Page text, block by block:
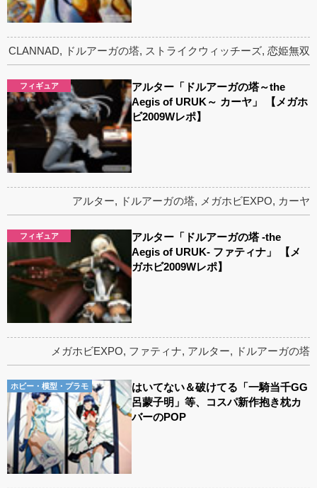
CLANNAD, ドルアーガの塔, ストライクウィッチーズ, 恋姫無双
フィギュア
アルター「ドルアーガの塔～the
Aegis of URUK～ カーヤ」 【メガホ
ビ2009Wレポ】
アルター, ドルアーガの塔, メガホビEXPO, カーヤ
フィギュア
アルター「ドルアーガの塔 -the
Aegis of URUK- ファティナ」 【メ
ガホビ2009Wレポ】
メガホビEXPO, ファティナ, アルター, ドルアーガの塔
ホビー・模型・プラモ
はいてない＆破けてる「一騎当千GG
呂蒙子明」等、コスパ新作抱き枕カ
バーのPOP